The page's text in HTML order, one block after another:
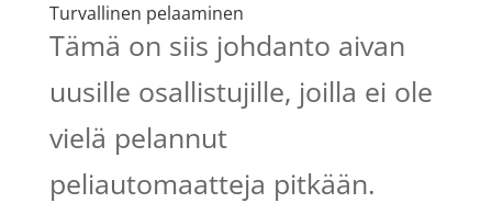
Turvallinen pelaaminen
Tämä on siis johdanto aivan
uusille osallistujille, joilla ei ole
vielä pelannut
peliautomaatteja pitkään.